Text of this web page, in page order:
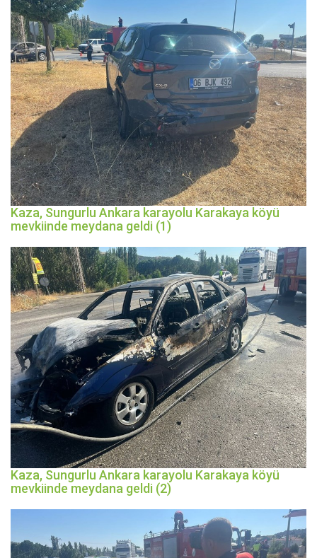
Kaza, Sungurlu Ankara karayolu Karakaya köyü
mevkiinde meydana geldi (1)
Kaza, Sungurlu Ankara karayolu Karakaya köyü
mevkiinde meydana geldi (2)